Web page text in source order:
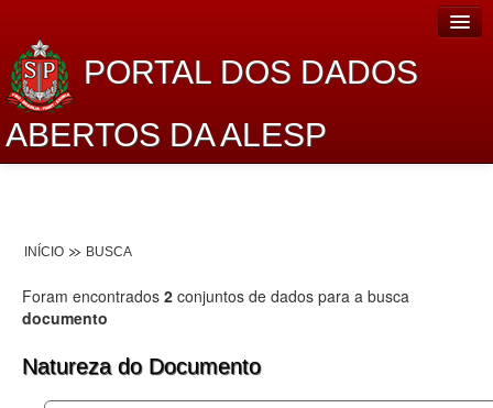
PORTAL DOS DADOS
ABERTOS DA ALESP
Lei de Acesso à Informação
Dados Governamentais Abertos
Planejamento
INÍCIO BUSCA
Foram encontrados 2 conjuntos de dados para a busca
documento
Natureza do Documento